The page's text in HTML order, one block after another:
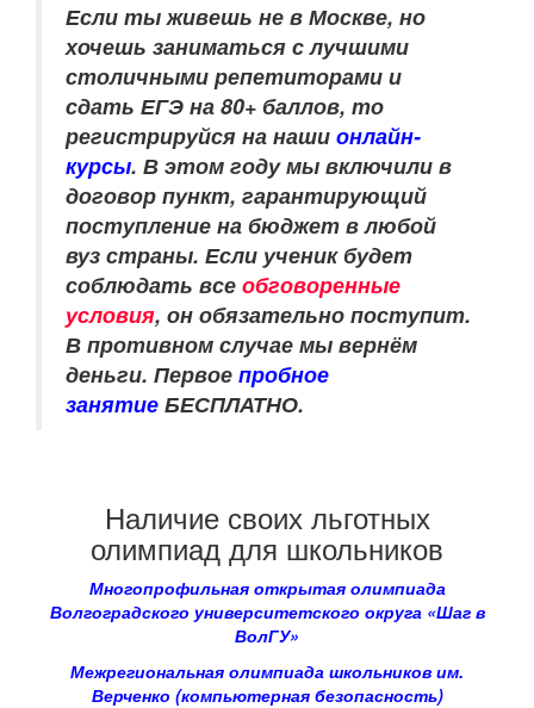
Если ты живешь не в Москве, но
хочешь заниматься с лучшими
столичными репетиторами и
сдать ЕГЭ на 80+ баллов, то
регистрируйся на наши онлайн-
курсы. В этом году мы включили в
договор пункт, гарантирующий
поступление на бюджет в любой
вуз страны. Если ученик будет
соблюдать все обговоренные
условия, он обязательно поступит.
В противном случае мы вернём
деньги. Первое пробное
занятие БЕСПЛАТНО.
Наличие своих льготных
олимпиад для школьников
Многопрофильная открытая олимпиада
Волгоградского университетского округа «Шаг в
ВолГУ»
Межрегиональная олимпиада школьников им.
Верченко (компьютерная безопасность)